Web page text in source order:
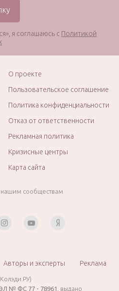
я соглашаюсь с Политикой
О проекте
Пользовательское соглашение
Политика конфиденциальности
Отказ от ответственности
Рекламная политика
Кризисные центры
Карта сайта
нашим сообществам
Авторы и эксперты Реклама
№ ФС 77 - 78961 , выдано